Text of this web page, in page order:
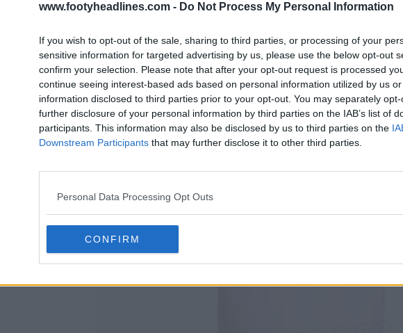
www.footyheadlines.com - Do Not Process My Personal Information
If you wish to opt-out of the sale, sharing to third parties, or processing of your
sensitive information for targeted advertising by us, please use the below opt-out
confirm your selection. Please note that after your opt-out request is processed
continue seeing interest-based ads based on personal information utilized by us
information disclosed to third parties prior to your opt-out. You may separately
further disclosure of your personal information by third parties on the IAB’s list of
participants. This information may also be disclosed by us to third parties on the
Downstream Participants that may further disclose it to other third parties.
Personal Data Processing Opt Outs
CONFIRM